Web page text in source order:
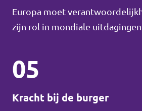
Europa moet
zijn rol in mondiale
05
Kracht bij de burger